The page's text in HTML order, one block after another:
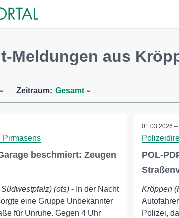
Meldungen aus
Zeitraum: Gesamt
Pirmasens
beschmiert: Zeugen
(ots) - In der Nacht
eine Gruppe Unbekannter
für Unruhe. Gegen 4 Uhr
01.03.2026 –
POL-
Kröppen
Polizei,